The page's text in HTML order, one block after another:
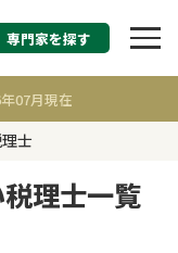
申告・相続手
北海道
専門家を探す
07月現在
士
理士一覧